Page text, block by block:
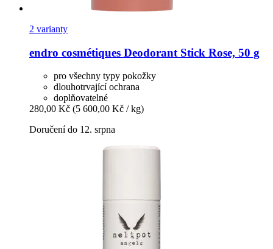
2 varianty
endro cosmétiques Deodorant Stick Rose, 50 g
pro všechny typy pokožky
dlouhotrvající ochrana
doplňovatelné
280,00 Kč (5 600,00 Kč / kg)
Doručení do 12. srpna